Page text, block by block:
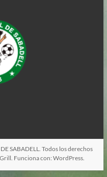
SABADELL . Todos los derechos
Funciona con:WordPress.